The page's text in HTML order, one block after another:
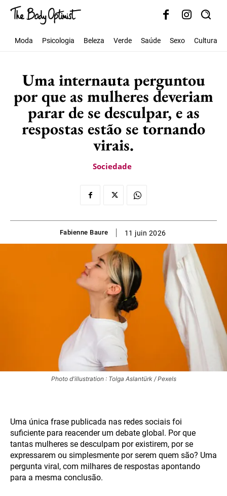
Moda Psicologia Beleza Verde Saúde Sexo Cultura
Uma internauta perguntou
por que as mulheres deveriam
parar de se desculpar, e as
respostas estão se tornando
virais.
Sociedade
Fabienne Baure 11 juin 2026
Photo d'illustration : Tolga Aslantürk / Pexels
Uma única frase publicada nas redes sociais foi
suficiente para reacender um debate global. Por que
tantas mulheres se desculpam por existirem, por se
expressarem ou simplesmente por serem quem são? Uma
pergunta viral, com milhares de respostas apontando
para a mesma conclusão.